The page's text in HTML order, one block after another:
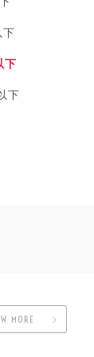
下
下
下
MORE